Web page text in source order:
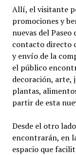
Allí, el visitante
promociones y
nuevas del
contacto directo
y envío de la
el público
decoración, arte,
plantas,
partir de esta
Desde el otro
encontrarán, en
espacio que